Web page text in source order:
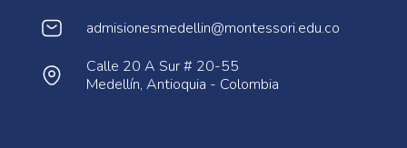
admisionesmedellin@montessori.edu.co
Calle 20 A Sur # 20-55
Medellín, Antioquia - Colombia